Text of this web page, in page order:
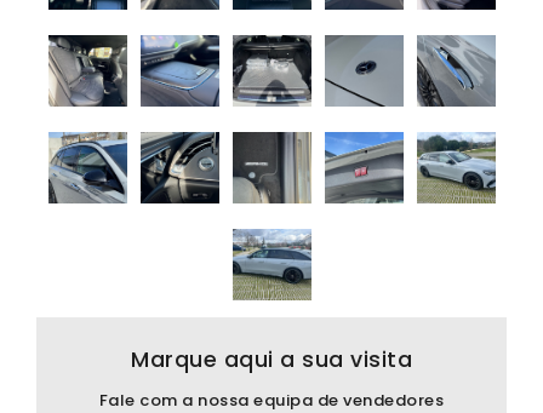
Marque aqui a sua visita
Fale com a nossa equipa de vendedores